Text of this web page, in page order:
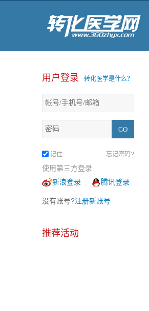
用户登录 转化医学是什么？
记住 忘记密码?
使用第三方登录
新浪登录
腾讯登录
没有账号?注册新账号
推荐活动